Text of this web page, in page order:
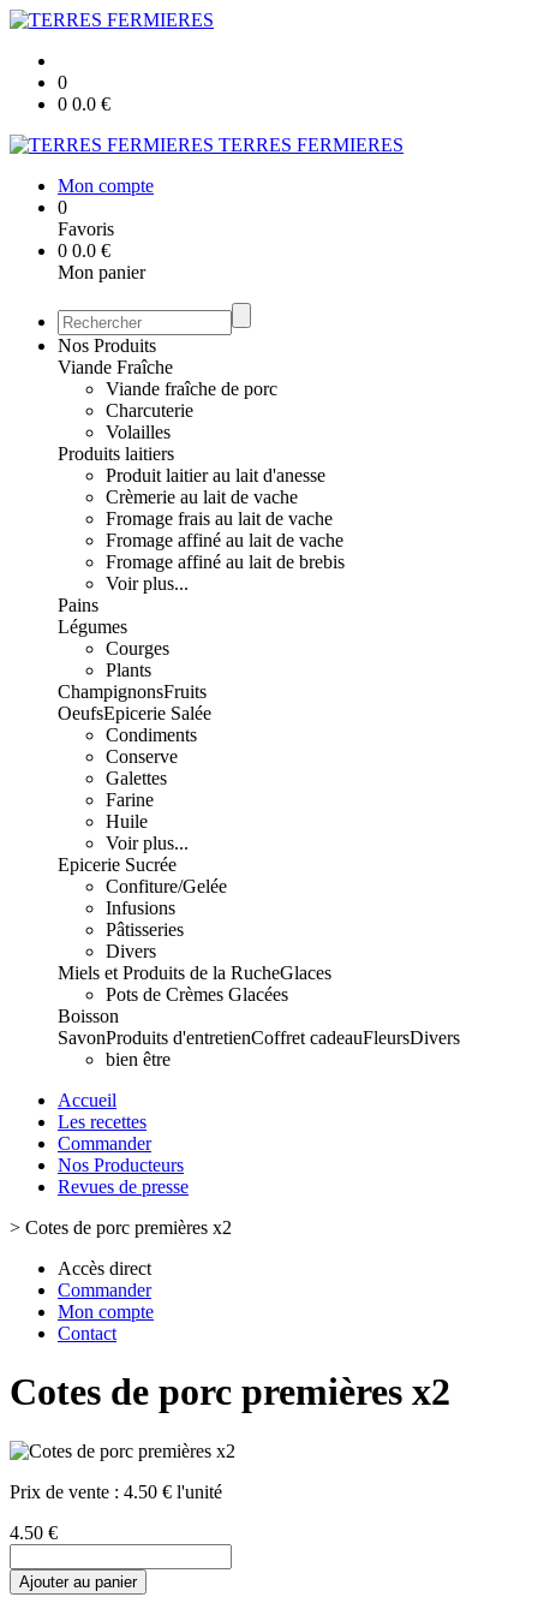
0
0 0.0 €
TERRES FERMIERES
Mon compte
0
Favoris
0 0.0 €
Mon panier
Nos Produits
Viande Fraîche
Viande fraîche de porc
Charcuterie
Volailles
Produits laitiers
Produit laitier au lait d'anesse
Crèmerie au lait de vache
Fromage frais au lait de vache
Fromage affiné au lait de vache
Fromage affiné au lait de brebis
Voir plus...
Pains
Légumes
Courges
Plants
ChampignonsFruits
OeufsEpicerie Salée
Condiments
Conserve
Galettes
Farine
Huile
Voir plus...
Epicerie Sucrée
Confiture/Gelée
Infusions
Pâtisseries
Divers
Miels et Produits de la RucheGlaces
Pots de Crèmes Glacées
Boisson
SavonProduits d'entretienCoffret cadeauFleursDivers
bien être
Accueil
Les recettes
Commander
Nos Producteurs
Revues de presse
> Cotes de porc premières x2
Accès direct
Commander
Mon compte
Contact
Cotes de porc premières x2
Prix de vente : 4.50 € l'unité
4.50 €
Ajouter au panier